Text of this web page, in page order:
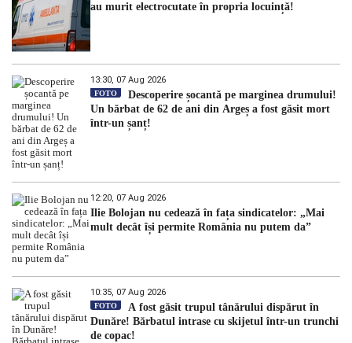
au murit electrocutate în propria locuință!
13:30, 07 Aug 2026
FOTO
Descoperire șocantă pe marginea drumului!
Un bărbat de 62 de ani din Argeș a fost găsit mort
într-un șanț!
12:20, 07 Aug 2026
Ilie Bolojan nu cedează în fața sindicatelor: „Mai
mult decât își permite România nu putem da”
10:35, 07 Aug 2026
FOTO
A fost găsit trupul tânărului dispărut în
Dunăre! Bărbatul intrase cu skijetul într-un trunchi
de copac!